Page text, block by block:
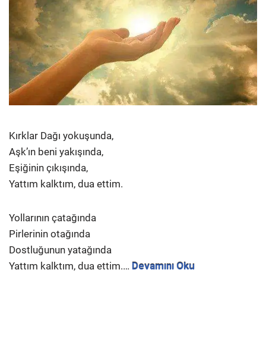
Kırklar Dağı yokuşunda,
Aşk’ın beni yakışında,
Eşiğinin çıkışında,
Yattım kalktım, dua ettim.
Yollarının çatağında
Pirlerinin otağında
Dostluğunun yatağında
Yattım kalktım, dua ettim.… Devamını Oku